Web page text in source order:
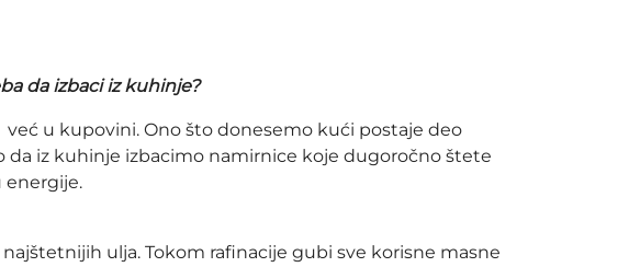
da izbaci iz kuhinje?
u kupovini. Ono što donesemo kući postaje deo
da iz kuhinje izbacimo namirnice koje dugoročno štete
energije.
ulja. Tokom rafinacije gubi sve korisne masne